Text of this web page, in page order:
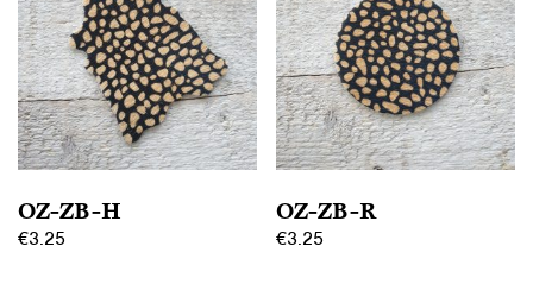
OZ-ZB-H
€3.25
OZ-ZB-R
€3.25